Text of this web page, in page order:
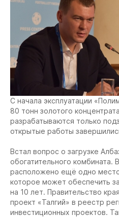
С начала эксплуатации
80 тонн золотого
разрабатываются только
открытые работы
Встал вопрос о загрузке
обогатительного комбината.
расположено ещё одно
которое может обеспечить
на 10 лет. Правительство
проект «Талгий» в реестр
инвестиционных проектов.